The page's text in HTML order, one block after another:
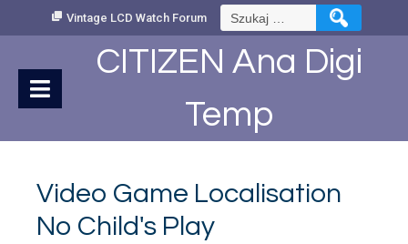
Vintage LCD Watch Forum Szukaj:
CITIZEN Ana Digi
Temp
Video Game Localisation
No Child's Play